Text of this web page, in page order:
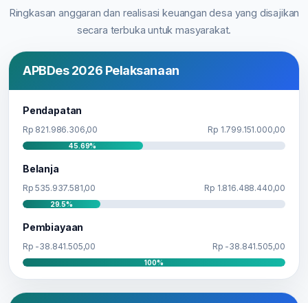
Ringkasan anggaran dan realisasi keuangan desa yang disajikan
secara terbuka untuk masyarakat.
APBDes 2026 Pelaksanaan
Pendapatan
Rp 821.986.306,00 Rp 1.799.151.000,00
45.69%
Belanja
Rp 535.937.581,00 Rp 1.816.488.440,00
29.5%
Pembiayaan
Rp -38.841.505,00 Rp -38.841.505,00
100%